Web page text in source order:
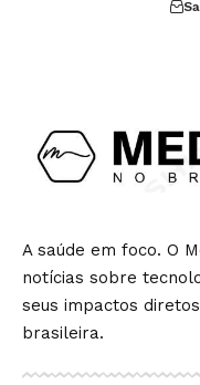
A saúde em foco. O
notícias sobre
seus impactos
brasileira.